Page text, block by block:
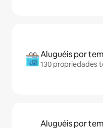
Aluguéis por
130 propriedades
Aluguéis por